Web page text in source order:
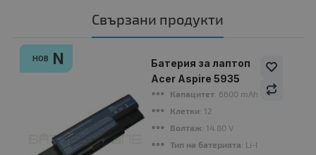
Свързани продукти
НОВ N
Батерия за лаптоп
Acer Aspire 5935
Капацитет: 6600 mAh
Клетки: 12
Волтаж: 14.80 V
Тип на батерията: Li-Ion